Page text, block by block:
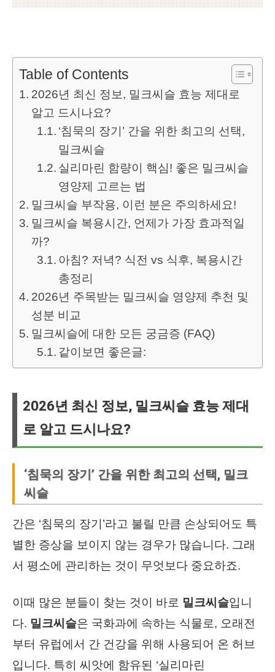
Table of Contents
2026년 최신 정보, 밀크씨슬 효능 제대로
알고 드시나요?
‘침묵의 장기’ 간을 위한 최고의 선택,
밀크씨슬
실리마린 함량이 핵심! 좋은 밀크씨슬
영양제 고르는 법
밀크씨슬 부작용, 이런 분은 주의하세요!
밀크씨슬 복용시간, 언제가 가장 효과적일
까?
아침? 저녁? 식전 vs 식후, 복용시간
총정리
2026년 주목받는 밀크씨슬 영양제 추천 및
성분 비교
밀크씨슬에 대한 모든 궁금증 (FAQ)
같이보면 좋은글:
2026년 최신 정보, 밀크씨슬 효능 제대
로 알고 드시나요?
‘침묵의 장기’ 간을 위한 최고의 선택, 밀크
씨슬
간은 ‘침묵의 장기’라고 불릴 만큼 손상되어도 특
별한 증상을 보이지 않는 경우가 많습니다. 그래
서 평소에 관리하는 것이 무엇보다 중요하죠.
이때 많은 분들이 찾는 것이 바로 밀크씨슬입니
다. 밀크씨슬은 국화과에 속하는 식물로, 오래전
부터 유럽에서 간 건강을 위해 사용되어 온 허브
입니다. 특히 씨앗에 함유된 ‘실리마린